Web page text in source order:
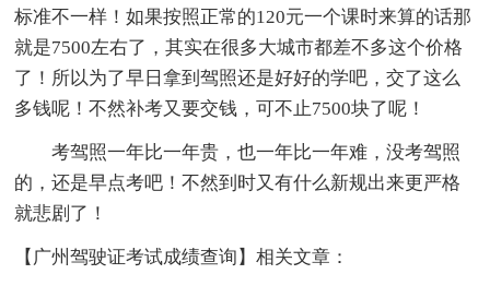
标准不一样！如果按照正常的120元一个课时来算的话那
就是7500左右了，其实在很多大城市都差不多这个价格
了！所以为了早日拿到驾照还是好好的学吧，交了这么
多钱呢！不然补考又要交钱，可不止7500块了呢！
考驾照一年比一年贵，也一年比一年难，没考驾照
的，还是早点考吧！不然到时又有什么新规出来更严格
就悲剧了！
【广州驾驶证考试成绩查询】相关文章：